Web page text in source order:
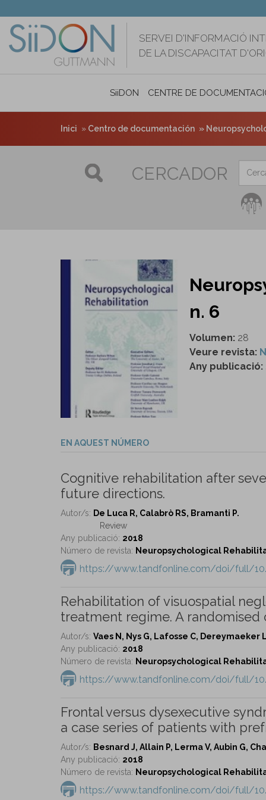
contingut
SERVEI D'INFORMACIÓ
DE LA DISCAPACITAT
SiiDON CENTRE DE
Inici Centro de documentación
CERCADOR
n. 6
Volumen: 28
Veure revista:
Any publicació:
EN AQUEST NÚMERO
Cognitive rehabilitation after
future directions.
Autor/s: De Luca R, Calabrò RS, Bramanti P.
Review
Any publicació: 2018
Número de revista: Neuropsychological
https://www.tandfonline.com/doi/full/
Rehabilitation of visuospatial
treatment regime. A randomised
Autor/s: Vaes N, Nys G, Lafosse C,
Any publicació: 2018
Número de revista: Neuropsychological
https://www.tandfonline.com/doi/full/
Frontal versus dysexecutive
a case series of patients with
Autor/s: Besnard J, Allain P, Lerma V, Aubin G,
Any publicació: 2018
Número de revista: Neuropsychological
https://www.tandfonline.com/doi/full/